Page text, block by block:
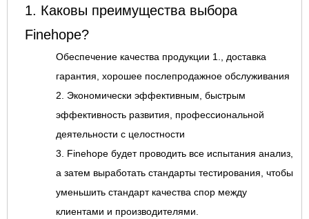
1. Каковы преимущества выбора
Finehope?
Обеспечение качества продукции 1., доставка
гарантия, хорошее послепродажное обслуживания
2. Экономически эффективным, быстрым
эффективность развития, профессиональной
деятельности с целостности
3. Finehope будет проводить все испытания анализ,
а затем выработать стандарты тестирования, чтобы
уменьшить стандарт качества спор между
клиентами и производителями.